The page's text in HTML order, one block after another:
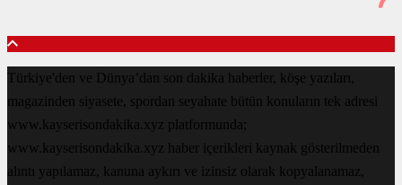
Türkiye'den ve Dünya’dan son dakika haberler, köşe yazıları,
magazinden siyasete, spordan seyahate bütün konuların tek adresi
www.kayserisondakika.xyz platformunda;
www.kayserisondakika.xyz haber içerikleri kaynak gösterilmeden
alıntı yapılamaz, kanuna aykırı ve izinsiz olarak kopyalanamaz,